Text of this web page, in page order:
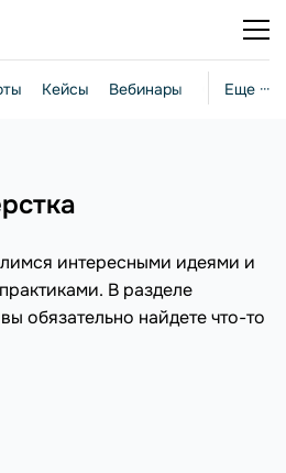
Еще ···
Кейсы Вебинары Стратегии
интересными идеями и
В разделе
обязательно найдете что-то